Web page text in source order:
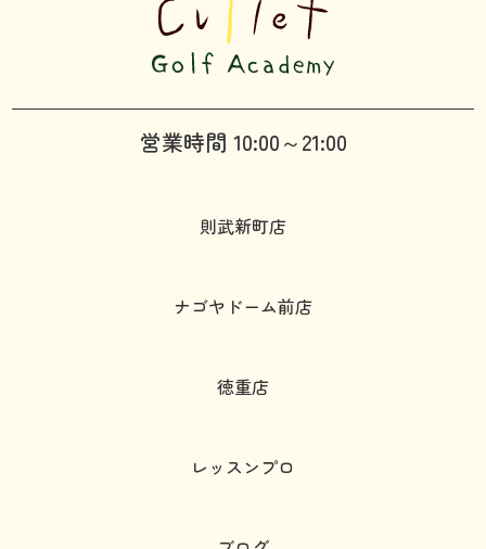
営業時間 10:00～21:00
則武新町店
ナゴヤドーム前店
徳重店
レッスンプロ